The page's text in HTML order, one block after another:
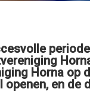
Horna op
openen, en de